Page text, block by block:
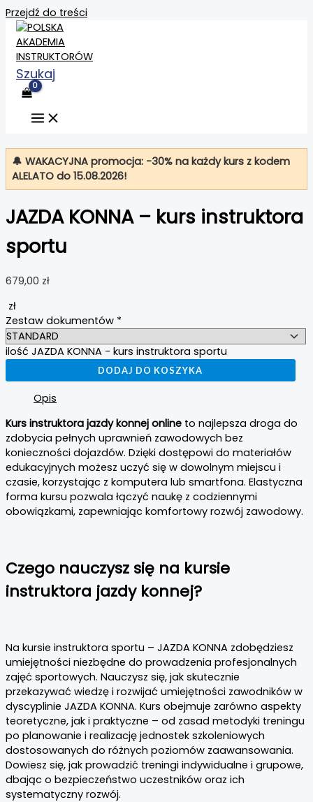
Przejdź do treści
Szukaj
🔔 WAKACYJNA promocja: -30% na każdy kurs z kodem
ALELATO do 15.08.2026!
JAZDA KONNA – kurs instruktora
sportu
679,00 zł
zł
Zestaw dokumentów *
ilość JAZDA KONNA - kurs instruktora sportu
DODAJ DO KOSZYKA
Opis
Kurs instruktora jazdy konnej online to najlepsza droga do
zdobycia pełnych uprawnień zawodowych bez
konieczności dojazdów. Dzięki dostępowi do materiałów
edukacyjnych możesz uczyć się w dowolnym miejscu i
czasie, korzystając z komputera lub smartfona. Elastyczna
forma kursu pozwala łączyć naukę z codziennymi
obowiązkami, zapewniając komfortowy rozwój zawodowy.
Czego nauczysz się na kursie
instruktora jazdy konnej?
Na kursie instruktora sportu – JAZDA KONNA zdobędziesz
umiejętności niezbędne do prowadzenia profesjonalnych
zajęć sportowych. Nauczysz się, jak skutecznie
przekazywać wiedzę i rozwijać umiejętności zawodników w
dyscyplinie JAZDA KONNA. Kurs obejmuje zarówno aspekty
teoretyczne, jak i praktyczne – od zasad metodyki treningu
po planowanie i realizację jednostek szkoleniowych
dostosowanych do różnych poziomów zaawansowania.
Dowiesz się, jak prowadzić treningi indywidualne i grupowe,
dbając o bezpieczeństwo uczestników oraz ich
systematyczny rozwój.